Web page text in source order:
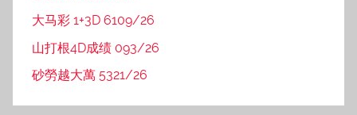
大马彩 1+3D 6109/26
山打根4D成绩 093/26
砂勞越大萬 5321/26